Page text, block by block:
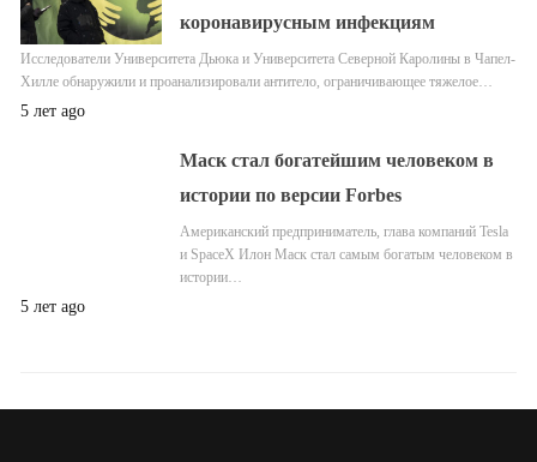
коронавирусным инфекциям
Исследователи Университета Дьюка и Университета Северной Каролины в Чапел-
Хилле обнаружили и проанализировали антитело, ограничивающее тяжелое…
5 лет ago
Маск стал богатейшим человеком в
истории по версии Forbes
Американский предприниматель, глава компаний Tesla
и SpaceX Илон Маск стал самым богатым человеком в
истории…
5 лет ago